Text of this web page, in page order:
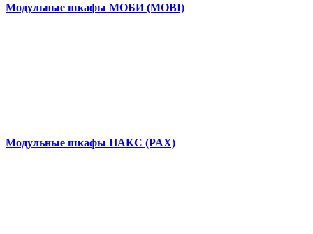
Модульные шкафы МОБИ (MOBI)
Модульные шкафы ПАКС (PAX)